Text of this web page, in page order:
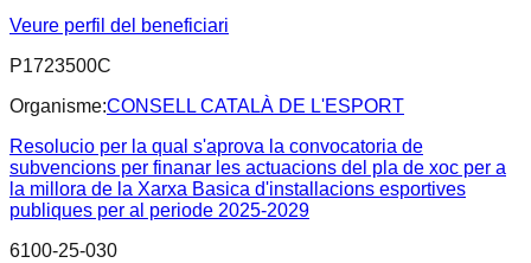
Veure perfil del beneficiari
P1723500C
Organisme:CONSELL CATALÀ DE L'ESPORT
Resolucio per la qual s'aprova la convocatoria de
subvencions per finanar les actuacions del pla de xoc per a
la millora de la Xarxa Basica d'installacions esportives
publiques per al periode 2025-2029
6100-25-030